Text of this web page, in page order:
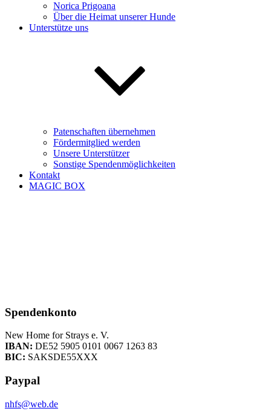
Norica Prigoana
Über die Heimat unserer Hunde
Unterstütze uns
Patenschaften übernehmen
Fördermitglied werden
Unsere Unterstützer
Sonstige Spendenmöglichkeiten
Kontakt
MAGIC BOX
Spendenkonto
New Home for Strays e. V.
IBAN: DE52 5905 0101 0067 1263 83
BIC: SAKSDE55XXX
Paypal
nhfs@web.de